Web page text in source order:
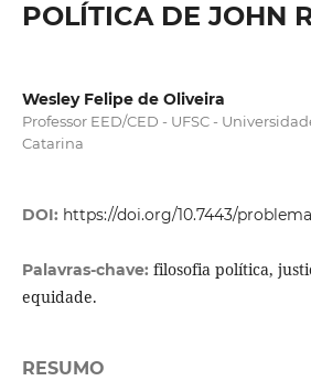
POLÍTICA DE JOHN
Wesley Felipe de Oliveira
Professor EED/CED - UFSC -
Catarina
DOI: https://doi.org/10.7443/
Palavras-chave: filosofia política,
equidade.
RESUMO